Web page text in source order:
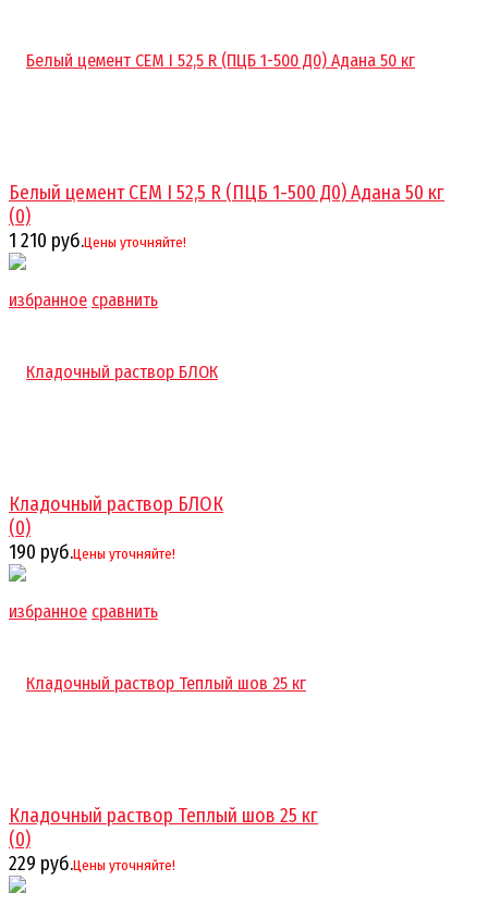
избранное сравнить
Белый цемент CEM I 52,5 R (ПЦБ 1-500 Д0) Адана 50 кг
(0)
1 210 руб.Цены уточняйте!
избранное сравнить
Кладочный раствор БЛОК
(0)
190 руб.Цены уточняйте!
Кладочный раствор Теплый шов 25 кг
(0)
229 руб.Цены уточняйте!